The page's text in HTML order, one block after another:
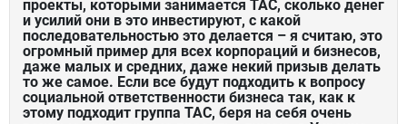
проекты, которыми занимается ТАС, сколько денег
и усилий они в это инвестируют, с какой
последовательностью это делается – я считаю, это
огромный пример для всех корпораций и бизнесов,
даже малых и средних, даже некий призыв делать
то же самое. Если все будут подходить к вопросу
социальной ответственности бизнеса так, как к
этому подходит группа ТАС, беря на себя очень